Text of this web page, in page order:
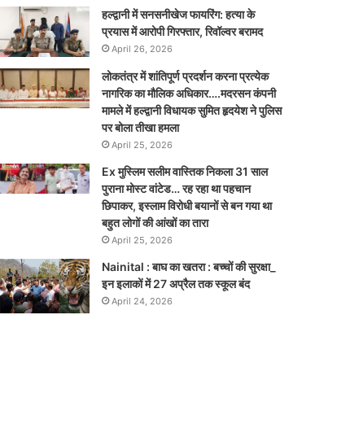
हल्द्वानी में सनसनीखेज फायरिंग: हत्या के
प्रयास में आरोपी गिरफ्तार, रिवॉल्वर बरामद
April 26, 2026
लोकतंत्र में शांतिपूर्ण प्रदर्शन करना प्रत्येक
नागरिक का मौलिक अधिकार….मदरसन कंपनी
मामले में हल्द्वानी विधायक सुमित हृदयेश ने पुलिस
पर बोला तीखा हमला
April 25, 2026
Ex मुस्लिम सलीम वास्तिक निकला 31 साल
पुराना मोस्ट वांटेड… रह रहा था पहचान
छिपाकर, इस्लाम विरोधी बयानों से बन गया था
बहुत लोगों की आंखों का तारा
April 25, 2026
Nainital : बाघ का खतरा : बच्चों की सुरक्षा_
इन इलाकों में 27 अप्रैल तक स्कूल बंद
April 24, 2026